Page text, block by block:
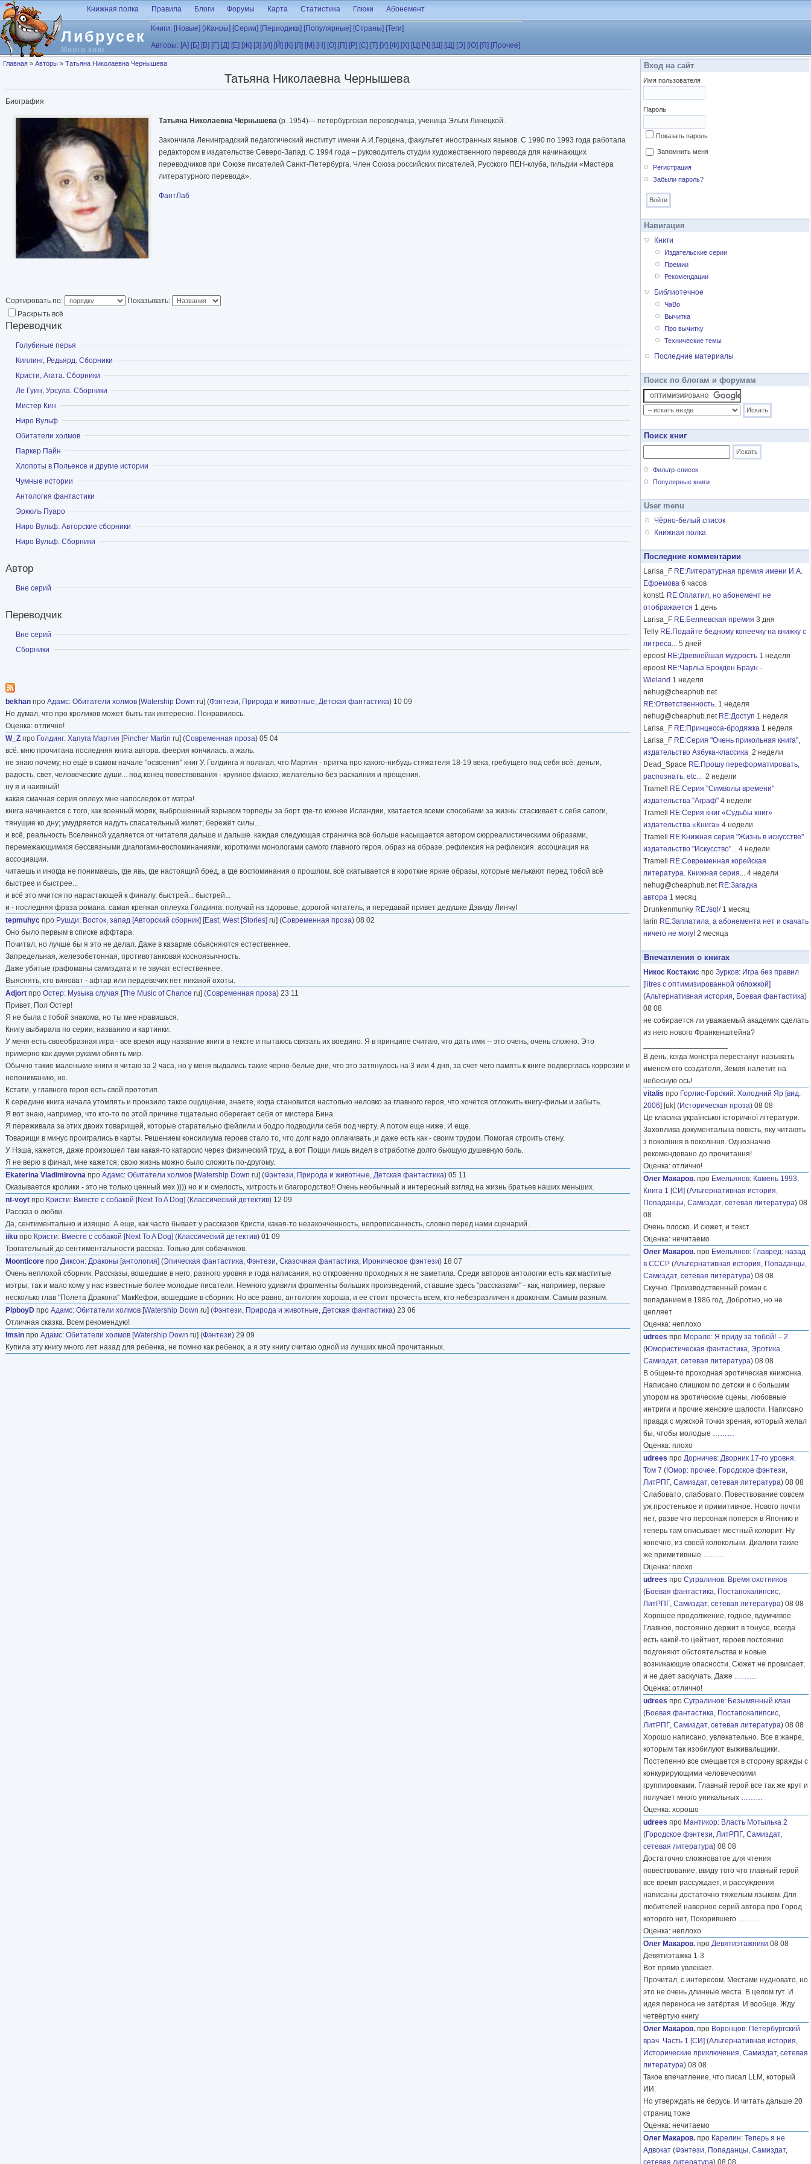
Перейти к основному содержанию
Либрусек
Много книг
Книжная полка Правила Блоги Форумы Карта Статистика Глюки Абонемент
Книги: [Новые] [Жанры] [Серии] [Периодика] [Популярные] [Страны] [Теги]
Авторы: [А] [Б] [В] [Г] [Д] [Е] [Ж] [З] [И] [Й] [К] [Л] [М] [Н] [О] [П] [Р] [С] [Т] [У] [Ф] [Х] [Ц] [Ч] [Ш] [Щ] [Э] [Ю] [Я] [Прочее]
Вы здесь
Главная » Авторы » Татьяна Николаевна Чернышева
Татьяна Николаевна Чернышева
Биография
Татьяна Николаевна Чернышева (р. 1954)— петербургская переводчица, ученица Эльги Линецкой.
Закончила Ленинградский педагогический институт имени А.И.Герцена, факультет иностранных языков. С 1990 по 1993 года работала
редактором в издательстве Северо-Запад. С 1994 года – руководитель студии художественного перевода для начинающих
переводчиков при Союзе писателей Санкт-Петербурга. Член Союза российских писателей, Русского ПЕН-клуба, гильдии «Мастера
литературного перевода».
ФантЛаб
Сортировать по:
Показывать:
Раскрыть всё
Переводчик
Показать
Голубиные перья
Показать
Киплинг, Редьярд. Сборники
Показать
Кристи, Агата. Сборники
Показать
Ле Гуин, Урсула. Сборники
Показать
Мистер Кин
Показать
Ниро Вульф
Показать
Обитатели холмов
Показать
Паркер Пайн
Показать
Хлопоты в Польенсе и другие истории
Показать
Чумные истории
Показать
Антология фантастики
Показать
Эркюль Пуаро
Показать
Ниро Вульф. Авторские сборники
Показать
Ниро Вульф. Сборники
Автор
Показать
Вне серий
Переводчик
Показать
Вне серий
Показать
Сборники
bekhan про Адамс: Обитатели холмов [Watership Down ru] (Фэнтези, Природа и животные, Детская фантастика) 10 09
Не думал, что про кроликов может быть так интересно. Понравилось.
Оценка: отлично!
W_Z про Голдинг: Хапуга Мартин [Pincher Martin ru] (Современная проза) 05 04
всё. мню прочитана последняя книга автора. феерия кончилась. а жаль.
не знаю почему, но ещё в самом начале "освоения" книг У. Голдинга я полагал, что Мартин - притча про какого-нибудь стяжателя 18-19 века, гребущего под себя всё: деньги,
радость, свет, человеческие души... под конец повествования - крупное фиаско, желательно без раскаяния и прощения.
ну я и наивный!
какая смачная серия оплеух мне напоследок от мэтра!
книга начинается с того, как военный моряк, выброшенный взрывом торпеды за борт где-то южнее Исландии, хватается всеми способами за жизнь: стаскивает с себя сапоги,
тянущие ко дну; умудряется надуть спасательный жилет; бережёт силы...
и всё, реальность Вселенной удаляется от читателя дальше и дальше. каждая следующая страничка всё больше насыщается автором сюрреалистическими образами,
перемежающимися бессвязными диалогами-воспоминаниями, короткими монологами самого главного героя. образ на образе. рефлексия на рефлексия. ассоциация на
ассоциации.
читаешь и иногда не понимаешь, где явь, где настоящий бред, а где воспоминания о прошлом. всё скатывается в короткие яркие образы, которые мелькают перед тобой всё
быстрее и быстрее...
и всё это мчится по нарастающей к финалу. быстрей... быстрей...
и - последняя фраза романа. самая крепкая оплеуха Голдинга: получай на здоровье, дорогой читатель, и передавай привет дедушке Дэвиду Линчу!
tepmuhyc про Рушди: Восток, запад [Авторский сборник] [East, West [Stories] ru] (Современная проза) 08 02
Оно было первым в списке аффтара.
Почитал, но лучше бы я это не делал. Даже в казарме обьясняются естественнее.
Запредельная, железобетонная, противотанковая косноязычность.
Даже убитые графоманы самиздата и те звучат естественнее.
Выяснять, кто виноват - афтар или пердевочик нет никакой охоты.
Adjort про Остер: Музыка случая [The Music of Chance ru] (Современная проза) 23 11
Привет, Пол Остер!
Я не была с тобой знакома, но ты мне нравишься.
Книгу выбирала по серии, названию и картинки.
У меня есть своеобразная игра - все время ищу название книги в тексте и пытаюсь связать их воедино. Я в принципе считаю, что дать имя -- это очень, очень сложно. Это
примерно как двумя руками обнять мир.
Обычно такие маленькие книги я читаю за 2 часа, но у меня выдались такие черно-белые дни, что это затянулось на 3 или 4 дня, за счет чего память к книге подверглась коррозии и
непониманию, но.
Кстати, у главного героя есть свой прототип.
К середине книга начала утомлять и пронзило такое ощущение, знаете, когда становится настолько неловко за главного героя, что хочется отложить книгу-фильм и забыть.
Я вот знаю, например, что кто-то по этой причине тщательно оберегает себя от мистера Бина.
Я переживала за этих двоих товарищей, которые старательно фейлили и бодро подводили себя под черту. А потом еще ниже. И еще.
Товарищи в минус проигрались в карты. Решением консилиума героев стало то, что долг надо оплачивать ,и даже есть как - своим трудом. Помогая строить стену.
У Нэша, кажется, даже произошел там какая-то катарсис через физический труд, а вот Поцци лишь видел в отработке долго бьющую душевную боль.
Я не верю в финал, мне кажется, свою жизнь можно было сложить по-другому.
Ekaterina Vladimirovna про Адамс: Обитатели холмов [Watership Down ru] (Фэнтези, Природа и животные, Детская фантастика) 05 11
Оказывается кролики - это не только ценный мех )))) но и и смелость, хитрость и благородство!! Очень необычный и интересный взгляд на жизнь братьев наших меньших.
nt-voyt про Кристи: Вместе с собакой [Next To A Dog] (Классический детектив) 12 09
Рассказ о любви.
Да, сентиментально и изящно. А еще, как часто бывает у рассказов Кристи, какая-то незаконченность, непрописанность, словно перед нами сценарий.
iiku про Кристи: Вместе с собакой [Next To A Dog] (Классический детектив) 01 09
Трогательный до сентиментальности рассказ. Только для собачников.
Moonticore про Диксон: Драконы [антология] (Эпическая фантастика, Фэнтези, Сказочная фантастика, Ироническое фэнтези) 18 07
Очень неплохой сборник. Рассказы, вошедшие в него, разного уровня и года написания, но откровенно проходных я не заметила. Среди авторов антологии есть как маститые
мэтры, так и мало кому у нас известные более молодые писатели. Немного удивили фрагменты больших произведений, ставшие здесь "рассказами" - как, например, первые
несколько глав "Полета Дракона" МакКефри, вошедшие в сборник. Но все равно, антология хороша, и ее стоит прочесть всем, кто небезразличен к драконам. Самым разным.
PipboyD про Адамс: Обитатели холмов [Watership Down ru] (Фэнтези, Природа и животные, Детская фантастика) 23 06
Отличная сказка. Всем рекомендую!
lmsin про Адамс: Обитатели холмов [Watership Down ru] (Фэнтези) 29 09
Купила эту книгу много лет назад для ребенка, не помню как ребенок, а я эту книгу считаю одной из лучших мной прочитанных.
Вход на сайт
Имя пользователя
Пароль
Показать пароль
Запомнить меня
Регистрация
Забыли пароль?
Навигация
Книги
Издательские серии
Премии
Рекомендации
Библиотечное
ЧаВо
Вычитка
Про вычитку
Технические темы
Последние материалы
Поиск по блогам и форумам
Поиск книг
Фильтр-список
Популярные книги
User menu
Чёрно-белый список
Книжная полка
Последние комментарии
Larisa_F RE:Литературная премия имени И.А.
Ефремова 6 часов
konst1 RE:Оплатил, но абонемент не
отображается 1 день
Larisa_F RE:Беляевская премия 3 дня
Telly RE:Подайте бедному копеечку на книжку с
литреса... 5 дней
epoost RE:Древнейшая мудрость 1 неделя
epoost RE:Чарльз Брокден Браун -
Wieland 1 неделя
nehug@cheaphub.net
RE:Ответственность. 1 неделя
nehug@cheaphub.net RE:Доступ 1 неделя
Larisa_F RE:Принцесса-бродяжка 1 неделя
Larisa_F RE:Серия "Очень прикольная книга",
издательство Азбука-классика 2 недели
Dead_Space RE:Прошу переформатировать,
распознать, etc... 2 недели
Tramell
RE:Серия "Символы времени"
издательства "Аграф" 4 недели
Tramell
RE:Серия книг «Судьбы книг»
издательства «Книга» 4 недели
Tramell
RE:Книжная серия "Жизнь в искусстве"
издательство "Искусство"... 4 недели
Tramell
RE:Современная корейская
литература. Книжная серия... 4 недели
nehug@cheaphub.net RE:Загадка
автора 1 месяц
Drunkenmunky RE:/sql/ 1 месяц
larin RE:Заплатила, а абонемента нет и скачать
ничего не могу! 2 месяца
Впечатления о книгах
Никос Костакис про Зурков: Игра без правил
[litres с оптимизированной обложкой]
(Альтернативная история, Боевая фантастика)
08 08
не собирается ли уважаемый академик сделать
из него нового Франкенштейна?
В день, когда монстра перестанут называть
именем его создателя, Земля налетит на
небесную ось!
vitalis про Горлис-Горский: Холодний Яр [вид.
2006] [uk] (Историческая проза) 08 08
Це класика української історичної літератури.
Захоплива документальна повість, яку читають
з покоління в покоління. Однозначно
рекомендовано до прочитання!
Оценка: отлично!
Олег Макаров. про Емельянов: Камень 1993.
Книга 1 [СИ] (Альтернативная история,
Попаданцы, Самиздат, сетевая литература) 08
08
Очень плоско. И сюжет, и текст
Оценка: нечитаемо
Олег Макаров. про Емельянов: Главред: назад
в СССР (Альтернативная история, Попаданцы,
Самиздат, сетевая литература) 08 08
Скучно. Производственный роман с
попаданием в 1986 год. Добротно, но не
цепляет
Оценка: неплохо
udrees про Морале: Я приду за тобой! – 2
(Юмористическая фантастика, Эротика,
Самиздат, сетевая литература) 08 08
В общем-то проходная эротическая книжонка.
Написано слишком по детски и с большим
упором на эротические сцены, любовные
интриги и прочие женские шалости. Написано
правда с мужской точки зрения, который желал
бы, чтобы молодые ………
Оценка: плохо
udrees про Дорничев: Дворник 17-го уровня.
Том 7 (Юмор: прочее, Городское фэнтези,
ЛитРПГ, Самиздат, сетевая литература) 08 08
Слабовато, слабовато. Повествование совсем
уж простенькое и примитивное. Нового почти
нет, разве что персонаж поперся в Японию и
теперь там описывает местный колорит. Ну
конечно, из своей колокольни. Диалоги такие
же примитивные ………
Оценка: плохо
udrees про Сугралинов: Время охотников
(Боевая фантастика, Постапокалипсис,
ЛитРПГ, Самиздат, сетевая литература) 08 08
Хорошее продолжение, годное, вдумчивое.
Главное, постоянно держит в тонусе, всегда
есть какой-то цейтнот, героев постоянно
подгоняют обстоятельства и новые
возникающие опасности. Сюжет не провисает,
и не дает заскучать. Даже ………
Оценка: отлично!
udrees про Сугралинов: Безымянный клан
(Боевая фантастика, Постапокалипсис,
ЛитРПГ, Самиздат, сетевая литература) 08 08
Хорошо написано, увлекательно. Все в жанре,
которым так изобилуют выживальщики.
Постепенно все смещается в сторону вражды с
конкурирующими человеческими
группировками. Главный герой все так же крут и
получает много уникальных ………
Оценка: хорошо
udrees про Мантикор: Власть Мотылька 2
(Городское фэнтези, ЛитРПГ, Самиздат,
сетевая литература) 08 08
Достаточно сложноватое для чтения
повествование, ввиду того что главный герой
все время рассуждает, и рассуждения
написаны достаточно тяжелым языком. Для
любителей наверное серий автора про Город
которого нет, Покорившего ………
Оценка: неплохо
Олег Макаров. про Девятиэтажники 08 08
Девятиэтажка 1-3
Вот прямо увлекает.
Прочитал, с интересом. Местами нудновато, но
это не очень длинные места. В целом гут. И
идея переноса не затёртая. И вообще. Жду
четвёртую книгу
Олег Макаров. про Воронцов: Петербургский
врач. Часть 1 [СИ] (Альтернативная история,
Исторические приключения, Самиздат, сетевая
литература) 08 08
Такое впечатление, что писал LLM, который
ИИ.
Но утверждать не берусь. И читать дальше 20
страниц тоже
Оценка: нечитаемо
Олег Макаров. про Карелин: Теперь я не
Адвокат (Фэнтези, Попаданцы, Самиздат,